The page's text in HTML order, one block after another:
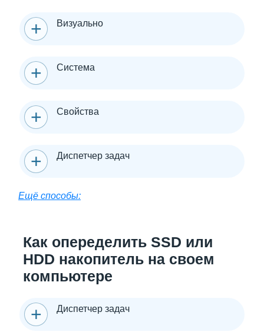
Визуально
Система
Свойства
Диспетчер задач
Ещё способы:
Как опеределить SSD или
HDD накопитель на своем
компьютере
Диспетчер задач